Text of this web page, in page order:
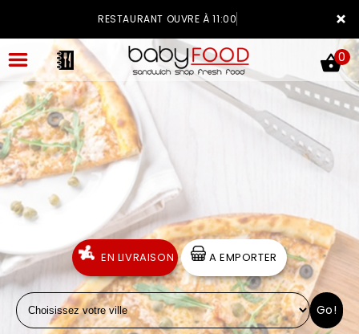
×
RESTAURANT OUVRE À 11:00
ACCUEIL
LA CARTE
VOTRE COMPTE
NOTRE RESTAURANT
VOS AVIS
0
EN LIVRAISON A EMPORTER
Go!